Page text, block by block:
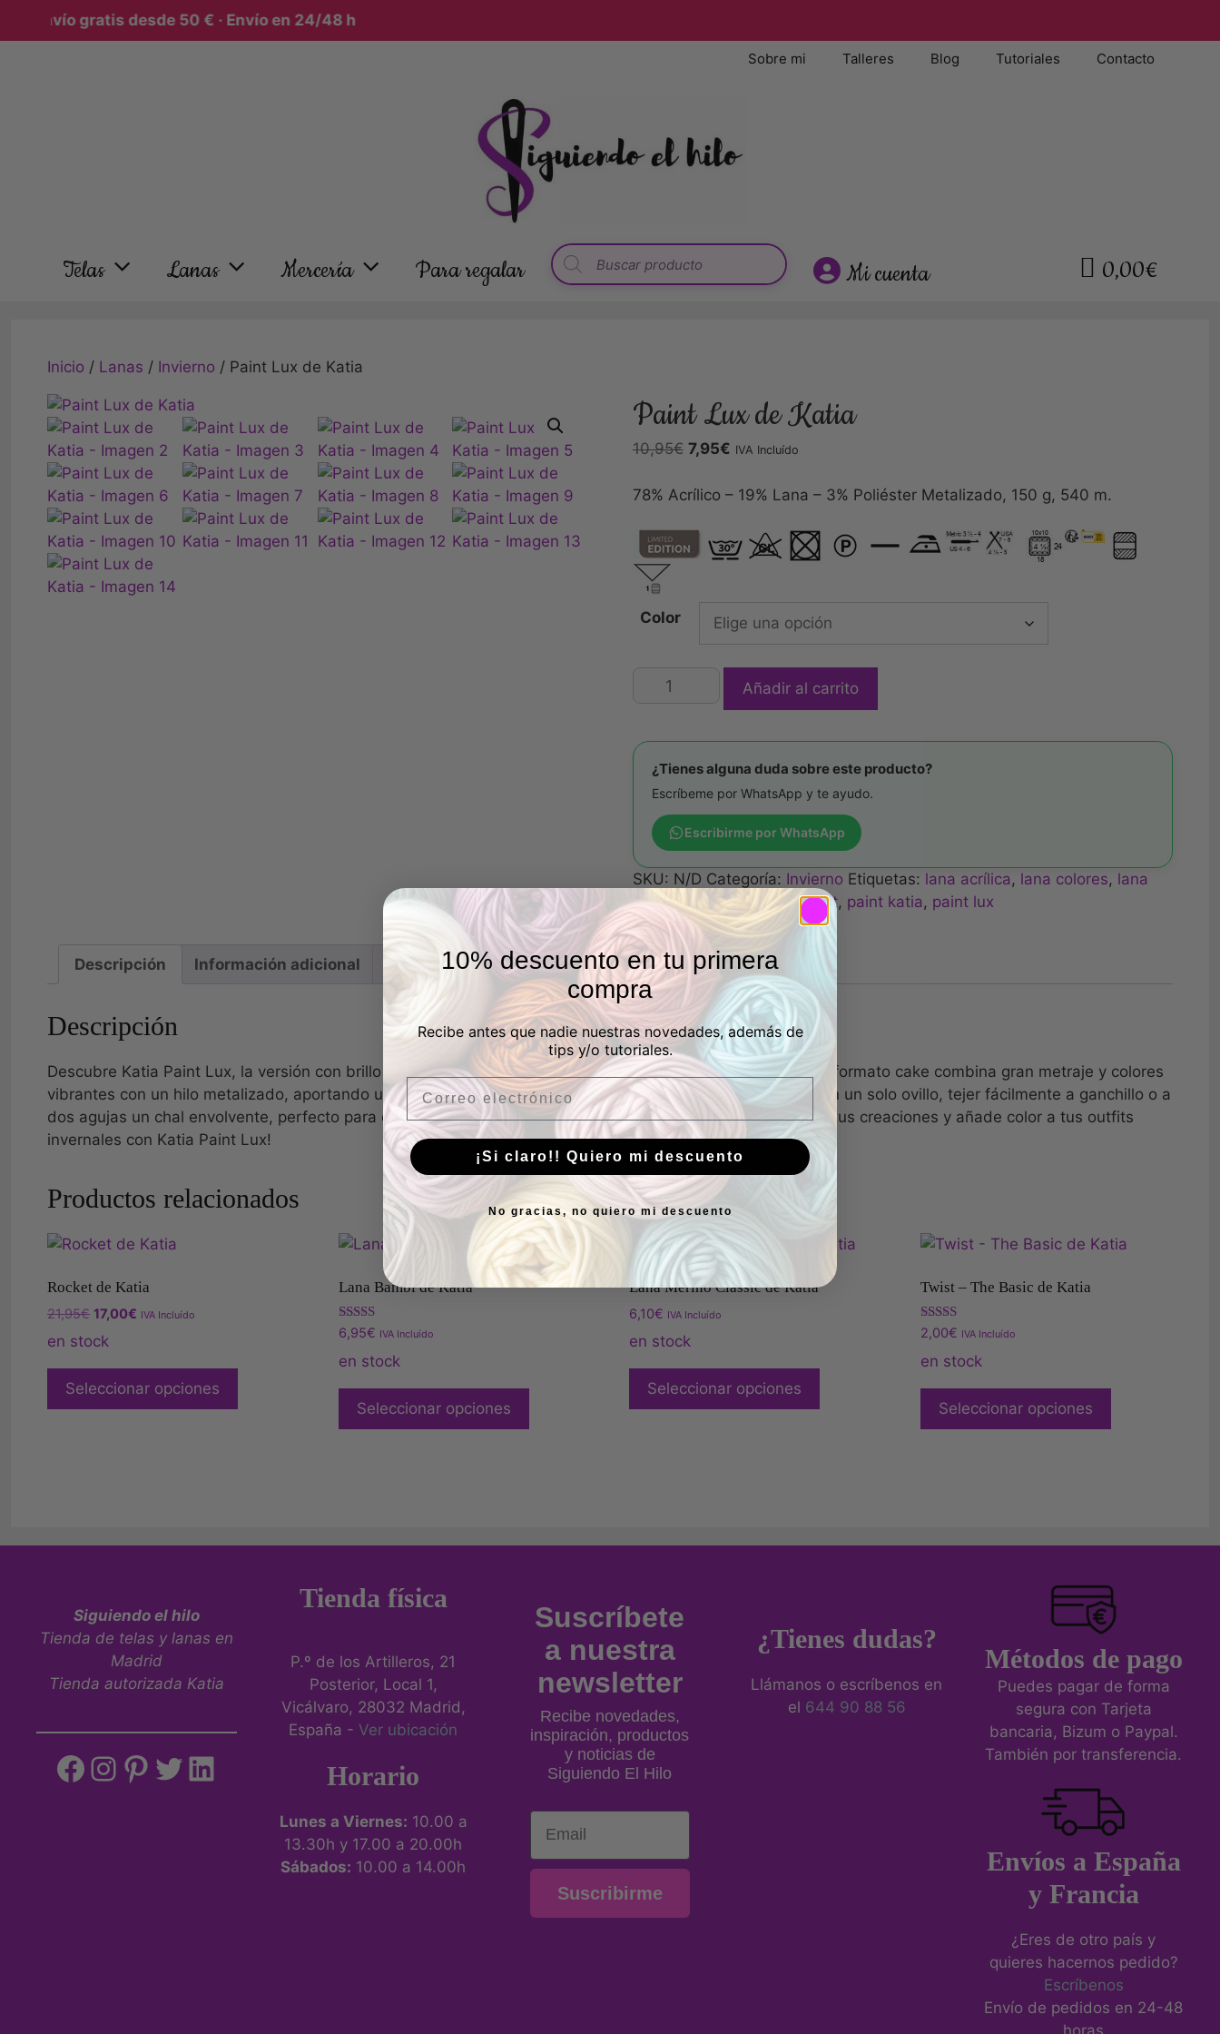
Envío gratis desde 50 € · Envío en 24/48 h
Sobre mi Talleres Blog Tutoriales Contacto
Telas Lanas Mercería Para regalar Mi cuenta 0,00€
Inicio / Lanas / Invierno / Paint Lux de Katia
Paint Lux de Katia
10,95€ 7,95€ IVA Incluído
78% Acrílico – 19% Lana – 3% Poliéster Metalizado, 150 g, 540 m.
Color
Añadir al carrito
¿Tienes alguna duda sobre este producto?
Escríbeme por WhatsApp y te ayudo.
Escribirme por WhatsApp
SKU: N/D Categoría: Invierno Etiquetas: lana acrílica, lana colores, lana
invierno
lana pañuelo,paint, paint katia, paint lux
Descripción Información adicional Valoraciones (0)
Descripción
Descubre Katia Paint Lux, la versión con brillo de uno de tus hilos Katia favoritos, Katia Paint. Este ovillo en formato cake combina gran metraje y colores
vibrantes con un hilo metalizado, aportando un toque de fantasía a todos tus proyectos tejidos a mano. Con un solo ovillo, tejer fácilmente a ganchillo o a
dos agujas un chal envolvente, perfecto para dar color a los días lluviosos de otoño e invierno. ¡Dale vida a tus creaciones y añade color a tus outfits
invernales con Katia Paint Lux!
Productos relacionados
Rocket de Katia
21,95€ 17,00€ IVA Incluído
en stock
Seleccionar opciones
Lana Bambi de Katia
Valorado
con
5.00
de 5
6,95€ IVA Incluído
en stock
Seleccionar opciones
Lana Merino Classic de Katia
6,10€ IVA Incluído
en stock
Seleccionar opciones
Twist – The Basic de Katia
Valorado
con
5.00
de 5
2,00€ IVA Incluído
en stock
Seleccionar opciones
Siguiendo el hilo
Tienda de telas y lanas en
Madrid
Tienda autorizada Katia
Tienda física
P.º de los Artilleros, 21
Posterior, Local 1,
Vicálvaro, 28032 Madrid,
España - Ver ubicación
Horario
Lunes a Viernes: 10.00 a
13.30h y 17.00 a 20.00h
Sábados: 10.00 a 14.00h
Suscríbete
a nuestra
newsletter
Recibe novedades,
inspiración, productos
y noticias de
Siguiendo El Hilo
Email
Suscribirme
¿Tienes dudas?
Llámanos o escríbenos en
el 644 90 88 56
Métodos de pago
Puedes pagar de forma
segura con Tarjeta
bancaria, Bizum o Paypal.
También por transferencia.
Envíos a España
y Francia
¿Eres de otro país y
quieres hacernos pedido?
Escríbenos
Envío de pedidos en 24-48
horas
10% descuento en tu primera
compra
Recibe antes que nadie nuestras novedades, además de
tips y/o tutoriales.
Email
¡Si claro!! Quiero mi descuento
No gracias, no quiero mi descuento